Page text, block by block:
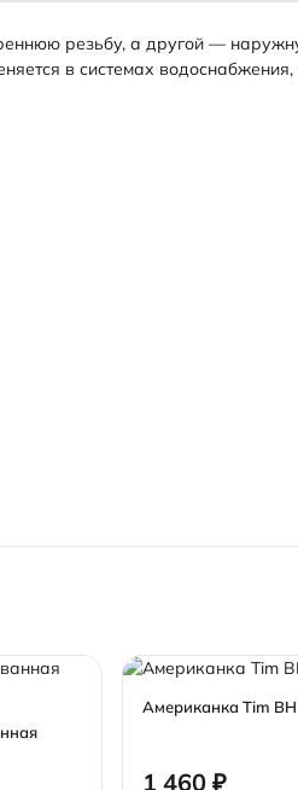
резьбу, а другой —
в системах
Американка Tim ВН
1 460 ₽